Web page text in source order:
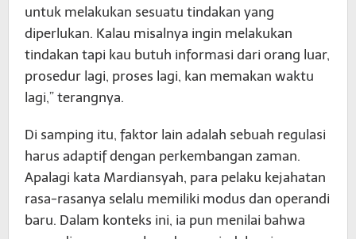
untuk melakukan sesuatu tindakan yang
diperlukan. Kalau misalnya ingin melakukan
tindakan tapi kau butuh informasi dari orang luar,
prosedur lagi, proses lagi, kan memakan waktu
lagi,” terangnya.
Di samping itu, faktor lain adalah sebuah regulasi
harus adaptif dengan perkembangan zaman.
Apalagi kata Mardiansyah, para pelaku kejahatan
rasa-rasanya selalu memiliki modus dan operandi
baru. Dalam konteks ini, ia pun menilai bahwa